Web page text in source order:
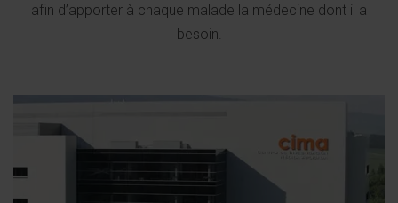
afin d’apporter à chaque malade la médecine dont il a
besoin.